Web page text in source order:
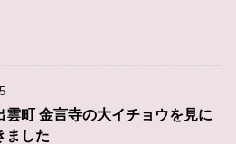
雲町 金言寺の大イチョウを見に
ました